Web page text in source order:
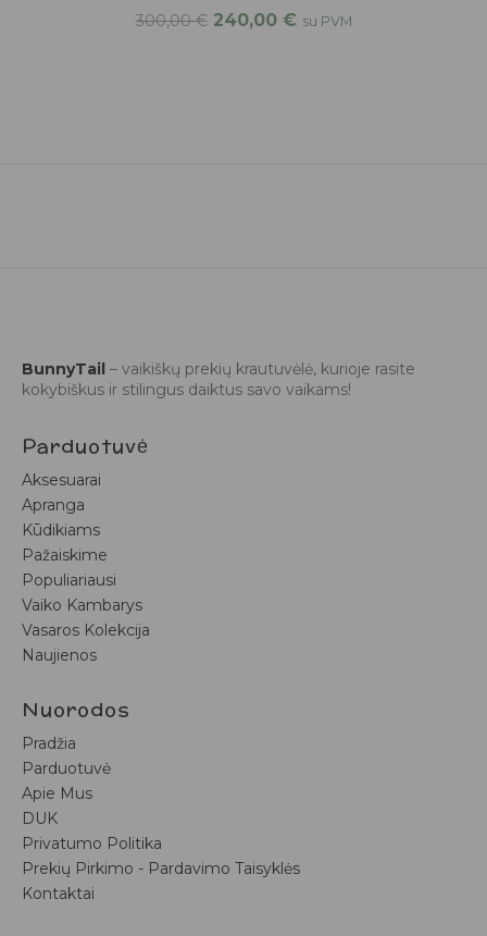
300,00€ 240,00 € su PVM
BunnyTail – vaikiškų prekių krautuvėlė, kurioje rasite
kokybiškus ir stilingus daiktus savo vaikams!
Parduotuvė
Aksesuarai
Apranga
Kūdikiams
Pažaiskime
Populiariausi
Vaiko Kambarys
Vasaros Kolekcija
Naujienos
Nuorodos
Pradžia
Parduotuvė
Apie Mus
DUK
Privatumo Politika
Prekių Pirkimo - Pardavimo Taisyklės
Kontaktai